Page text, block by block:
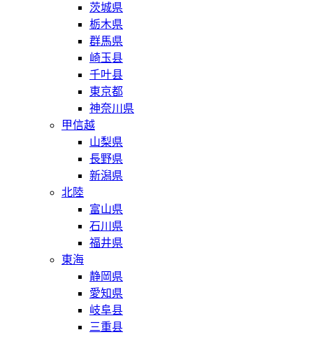
茨城県
栃木県
群馬県
崎玉县
千叶县
東京都
神奈川県
甲信越
山梨県
長野県
新潟県
北陸
富山県
石川県
福井県
東海
静岡県
愛知県
岐阜县
三重县